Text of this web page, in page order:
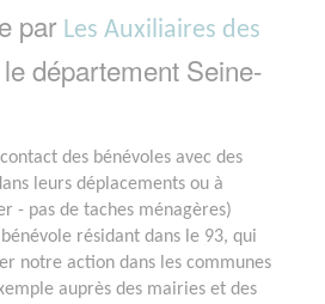
par Les Auxiliaires des
département Seine-
des bénévoles avec des
leurs déplacements ou à
- pas de taches ménagères)
résidant dans le 93, qui
notre action dans les communes
auprès des mairies et des